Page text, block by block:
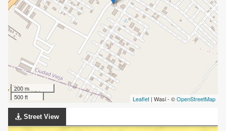
200 m
500 ft
Leaflet | Wasi - ©OpenStreetMap
Street View